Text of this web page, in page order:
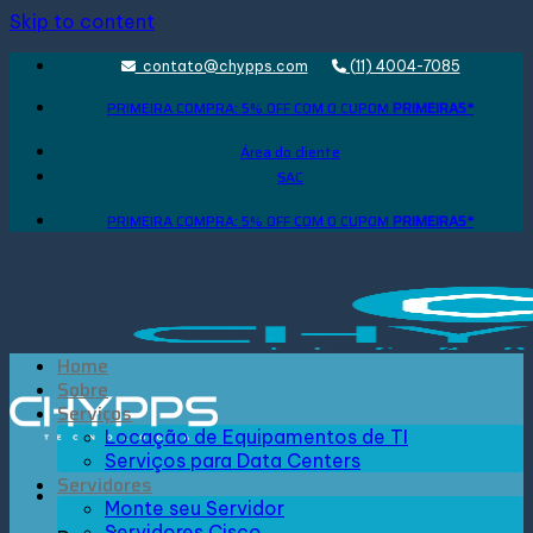
Skip to content
contato@chypps.com (11) 4004-7085
PRIMEIRA COMPRA: 5% OFF COM O CUPOM PRIMEIRA5*
Área do cliente
SAC
PRIMEIRA COMPRA: 5% OFF COM O CUPOM PRIMEIRA5*
Home
Sobre
Serviços
Locação de Equipamentos de TI
Serviços para Data Centers
Servidores
Monte seu Servidor